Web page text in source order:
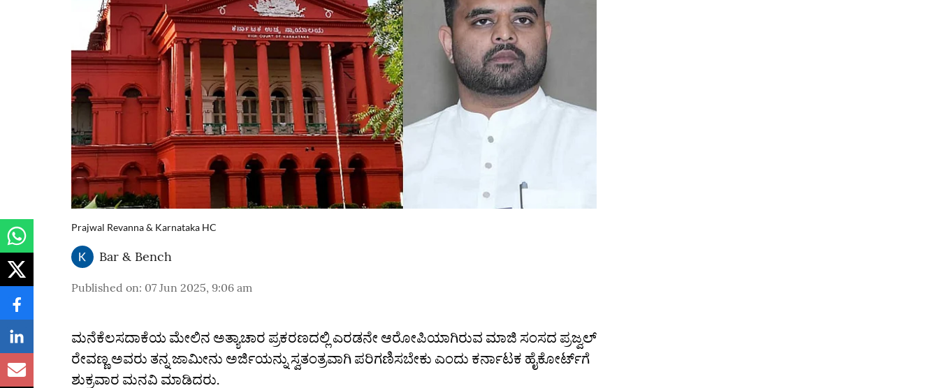
Prajwal Revanna & Karnataka HC
Bar & Bench
Published on: 07 Jun 2025, 9:06 am
ಮನೆಕೆಲಸದಾಕೆಯ ಮೇಲಿನ ಅತ್ಯಾಚಾರ ಪ್ರಕರಣದಲ್ಲಿ ಎರಡನೇ ಆರೋಪಿಯಾಗಿರುವ ಮಾಜಿ ಸಂಸದ ಪ್ರಜ್ವಲ್‌
ರೇವಣ್ಣ ಅವರು ತನ್ನ ಜಾಮೀನು ಅರ್ಜಿಯನ್ನು ಸ್ವತಂತ್ರವಾಗಿ ಪರಿಗಣಿಸಬೇಕು ಎಂದು ಕರ್ನಾಟಕ ಹೈಕೋರ್ಟ್‌ಗೆ
ಶುಕ್ರವಾರ ಮನವಿ ಮಾಡಿದರು.